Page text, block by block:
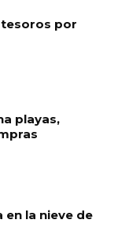
por
playas,
en la nieve de